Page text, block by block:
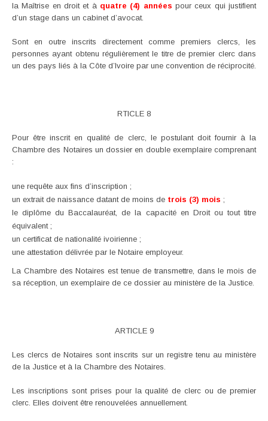
la Maîtrise en droit et à quatre (4) années pour ceux qui justifient
d’un stage dans un cabinet d’avocat.
Sont en outre inscrits directement comme premiers clercs, les
personnes ayant obtenu régulièrement le titre de premier clerc dans
un des pays liés à la Côte d’Ivoire par une convention de réciprocité.
RTICLE 8
Pour être inscrit en qualité de clerc, le postulant doit fournir à la
Chambre des Notaires un dossier en double exemplaire comprenant
:
une requête aux fins d’inscription ;
un extrait de naissance datant de moins de trois (3) mois ;
le diplôme du Baccalauréat, de la capacité en Droit ou tout titre
équivalent ;
un certificat de nationalité ivoirienne ;
une attestation délivrée par le Notaire employeur.
La Chambre des Notaires est tenue de transmettre, dans le mois de
sa réception, un exemplaire de ce dossier au ministère de la Justice.
ARTICLE 9
Les clercs de Notaires sont inscrits sur un registre tenu au ministère
de la Justice et à la Chambre des Notaires.
Les inscriptions sont prises pour la qualité de clerc ou de premier
clerc. Elles doivent être renouvelées annuellement.